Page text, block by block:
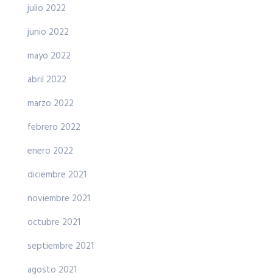
julio 2022
junio 2022
mayo 2022
abril 2022
marzo 2022
febrero 2022
enero 2022
diciembre 2021
noviembre 2021
octubre 2021
septiembre 2021
agosto 2021